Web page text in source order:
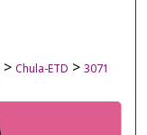
> Chula-ETD > 3071